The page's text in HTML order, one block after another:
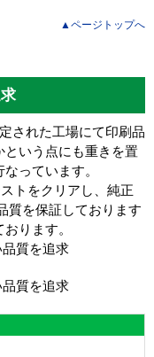
▲ページトップへ
された工場にて印刷品
いう点にも重きを置
っています。
トをクリアし、 純正
質を保証しております
ります。